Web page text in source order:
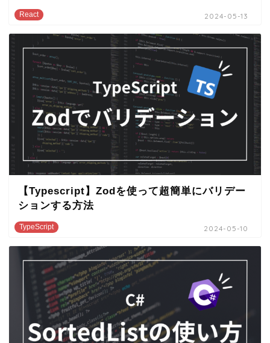
React 2024-05-13
TypeScript
【Typescript】Zodを使って超簡単にバリデー
ションする方法
2024-05-10